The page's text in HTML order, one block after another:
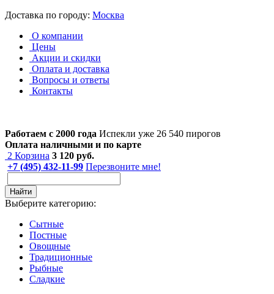
Доставка по городу: Москва
О компании
Цены
Акции и скидки
Оплата и доставка
Вопросы и ответы
Контакты
Работаем с 2000 года Испекли уже 26 540 пирогов
Оплата наличными и по карте
2 Корзина 3 120 руб.
+7 (495) 432-11-99 Перезвоните мне!
Найти
Выберите категорию:
Сытные
Постные
Овощные
Традиционные
Рыбные
Сладкие